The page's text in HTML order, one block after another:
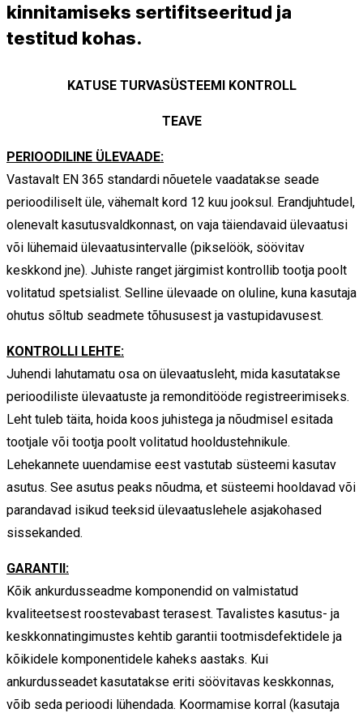
kinnitamiseks sertifitseeritud ja
testitud kohas.
KATUSE TURVASÜSTEEMI KONTROLL
TEAVE
PERIOODILINE ÜLEVAADE:
Vastavalt EN 365 standardi nõuetele vaadatakse seade
perioodiliselt üle, vähemalt kord 12 kuu jooksul. Erandjuhtudel,
olenevalt kasutusvaldkonnast, on vaja täiendavaid ülevaatusi
või lühemaid ülevaatusintervalle (pikselöök, söövitav
keskkond jne). Juhiste ranget järgimist kontrollib tootja poolt
volitatud spetsialist. Selline ülevaade on oluline, kuna kasutaja
ohutus sõltub seadmete tõhususest ja vastupidavusest.
KONTROLLI LEHTE:
Juhendi lahutamatu osa on ülevaatusleht, mida kasutatakse
perioodiliste ülevaatuste ja remonditööde registreerimiseks.
Leht tuleb täita, hoida koos juhistega ja nõudmisel esitada
tootjale või tootja poolt volitatud hooldustehnikule.
Lehekannete uuendamise eest vastutab süsteemi kasutav
asutus. See asutus peaks nõudma, et süsteemi hooldavad või
parandavad isikud teeksid ülevaatuslehele asjakohased
sissekanded.
GARANTII:
Kõik ankurdusseadme komponendid on valmistatud
kvaliteetsest roostevabast terasest. Tavalistes kasutus- ja
keskkonnatingimustes kehtib garantii tootmisdefektidele ja
kõikidele komponentidele kaheks aastaks. Kui
ankurdusseadet kasutatakse eriti söövitavas keskkonnas,
võib seda perioodi lühendada. Koormamise korral (kasutaja